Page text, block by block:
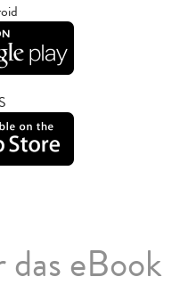
das eBook